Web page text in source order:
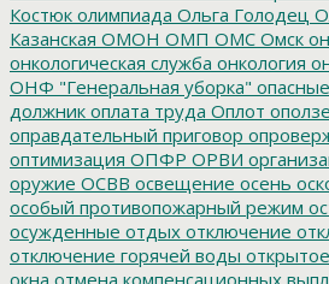
Костюк олимпиада Ольга Голодец
Казанская ОМОН ОМП ОМС Омск
онкологическая служба онкология
ОНФ "Генеральная уборка"
должник оплата труда Оплот
оправдательный приговор
оптимизация ОПФР ОРВИ
оружие ОСВВ освещение осень
особый противопожарный режим
осужденные отдых отключение
отключение горячей воды
окна отмена компенсационных